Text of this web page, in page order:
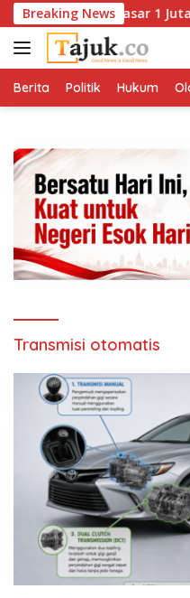
Langsung
ke
konten
Breaking News
Drastis, Sasar 1 Juta Unit
Berita Politik Hukum
Transmisi otomatis